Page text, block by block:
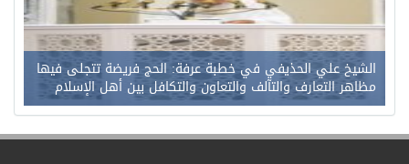
الشيخ علي الحذيفي في خطبة عرفة: الحج فريضة تتجلى فيها
مظاهر التعارف والتآلف والتعاون والتكافل بين أهل الإسلام